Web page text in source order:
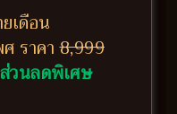
เดือน
ราคา8,999
นลดพิเศษ